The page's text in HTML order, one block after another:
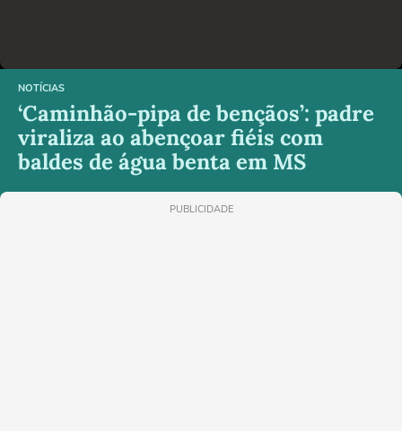
NOTÍCIAS
‘Caminhão-pipa de bençãos’: padre
viraliza ao abençoar fiéis com
baldes de água benta em MS
PUBLICIDADE